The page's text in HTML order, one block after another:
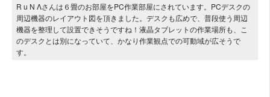
R u N Λさんは６畳のお部屋をPC作業部屋にされています。PCデスクの
周辺機器のレイアウト図を頂きました。デスクも広めで、普段使う周辺
機器を整理して設置できそうですね！液晶タブレットの作業場所も、こ
のデスクとは別になっていて、かなり作業観点での可動域が広そうで
す。